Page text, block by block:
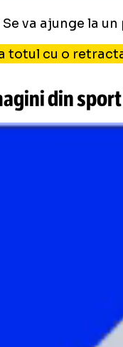
va ajunge la
totul cu o
din sport